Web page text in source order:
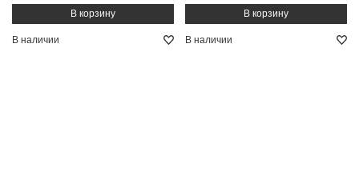
В наличии В наличии